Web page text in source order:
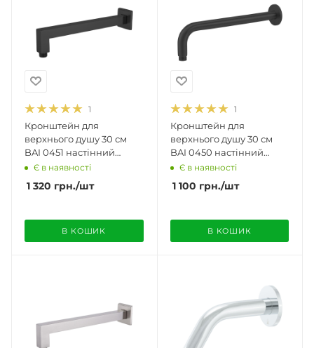
1
Кронштейн для
верхнього душу 30 см
BAI 0451 настінний
квадратний матовий
Є в наявності
1 320 грн./шт
В КОШИК
1
Кронштейн для
верхнього душу 30 см
BAI 0450 настінний
круглий матовий
Є в наявності
1 100 грн./шт
В КОШИК